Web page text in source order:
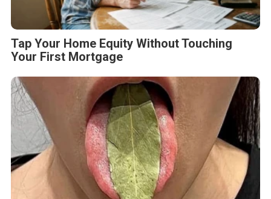
Tap Your Home Equity Without Touching
Your First Mortgage